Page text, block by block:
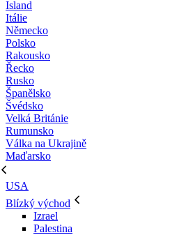
Island
Itálie
Německo
Polsko
Rakousko
Řecko
Rusko
Španělsko
Švédsko
Velká Británie
Rumunsko
Válka na Ukrajině
Maďarsko
USA
Blízký východ
Izrael
Palestina